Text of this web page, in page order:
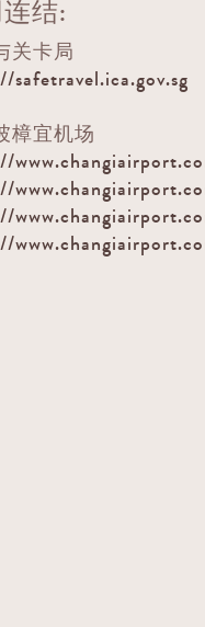
结:
关卡局
safetravel.ica.gov.sg
樟宜机场